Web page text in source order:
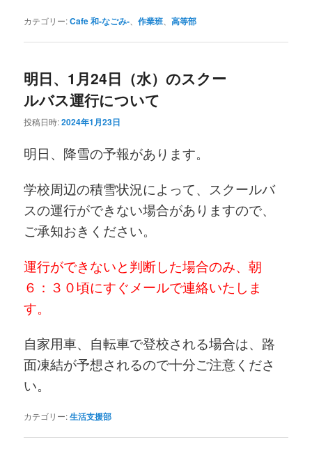
カテゴリー:Cafe 和‐なごみ‐ 、作業班 、高等部
明日、1月24日（水）のスクー
ルバス運行について
投稿日時:2024年1月23日
明日、降雪の予報があります。
学校周辺の積雪状況によって、スクールバ
スの運行ができない場合がありますので、
ご承知おきください。
運行ができないと判断した場合のみ、朝
６：３０頃にすぐメールで連絡いたしま
す。
自家用車、自転車で登校される場合は、路
面凍結が予想されるので十分ご注意くださ
い。
カテゴリー:生活支援部